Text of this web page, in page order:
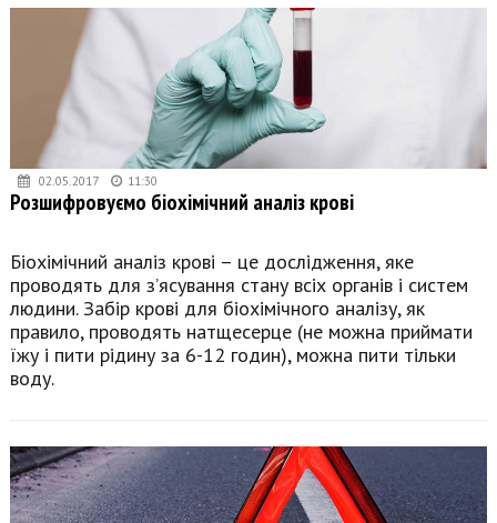
02.05.2017 11:30
Розшифровуємо біохімічний аналіз крові
Біохімічний аналіз крові – це дослідження, яке
проводять для з’ясування стану всіх органів і систем
людини. Забір крові для біохімічного аналізу, як
правило, проводять натщесерце (не можна приймати
їжу і пити рідину за 6-12 годин), можна пити тільки
воду.